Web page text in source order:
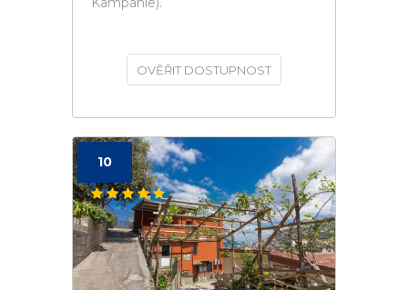
OVĚŘIT DOSTUPNOST
10